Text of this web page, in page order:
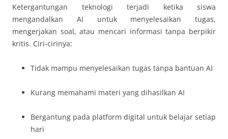
Ketergantungan teknologi terjadi ketika siswa
mengandalkan AI untuk menyelesaikan tugas,
mengerjakan soal, atau mencari informasi tanpa berpikir
kritis. Ciri-cirinya:
Tidak mampu menyelesaikan tugas tanpa bantuan AI
Kurang memahami materi yang dihasilkan AI
Bergantung pada platform digital untuk belajar setiap
hari